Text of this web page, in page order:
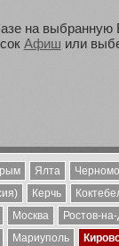
на выбранную
Афиш или
Ялта
Керчь
Москва
Ростов-
Мариуполь